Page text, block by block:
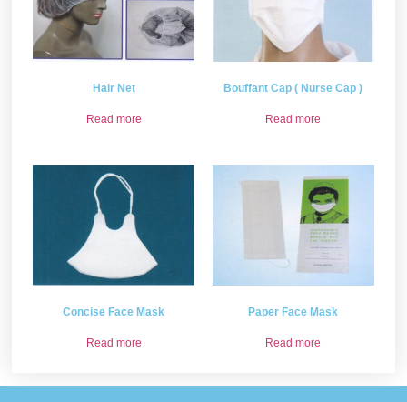
Hair Net
Read more
Bouffant Cap ( Nurse Cap )
Read more
Concise Face Mask
Read more
Paper Face Mask
Read more